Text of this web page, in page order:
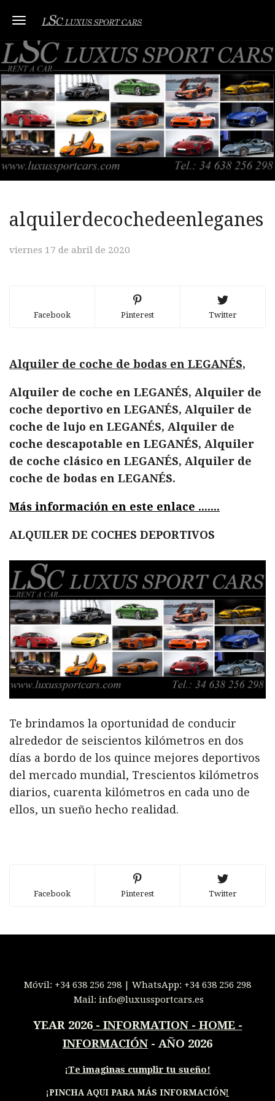
Toggle navigation
alquilerdecochedeenleganes
viernes 17 de abril de 2020
Facebook Pinterest Twitter
Alquiler de coche de bodas en LEGANÉS,
Alquiler de coche en LEGANÉS, Alquiler de
coche deportivo en LEGANÉS, Alquiler de
coche de lujo en LEGANÉS, Alquiler de
coche descapotable en LEGANÉS, Alquiler
de coche clásico en LEGANÉS, Alquiler de
coche de bodas en LEGANÉS.
Más información en este enlace .......
ALQUILER DE COCHES DEPORTIVOS
Te brindamos la oportunidad de conducir
alrededor de seiscientos kilómetros en dos
días a bordo de los quince mejores deportivos
del mercado mundial, Trescientos kilómetros
diarios, cuarenta kilómetros en cada uno de
ellos, un sueño hecho realidad.
Facebook Pinterest Twitter
Móvil: +34 638 256 298 | WhatsApp: +34 638 256 298
Mail: info@luxussportcars.es
YEAR 2026- INFORMATION - HOME -
INFORMACIÓN - AÑO 2026
¡Te imaginas cumplir tu sueño!
¡PINCHA AQUI PARA MÁS INFORMACIÓN!